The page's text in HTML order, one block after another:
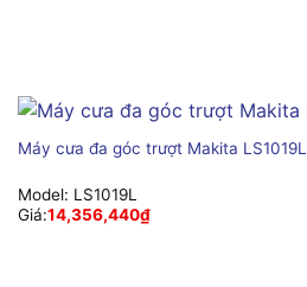
Máy cưa đa góc trượt Makita LS1019L
Model: LS1019L
Giá:14,356,440₫